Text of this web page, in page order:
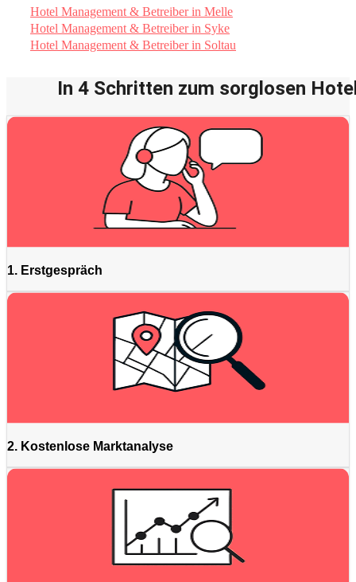
Hotel Management & Betreiber in Melle
Hotel Management & Betreiber in Syke
Hotel Management & Betreiber in Soltau
In 4 Schritten zum sorglosen
1. Erstgespräch
2. Kostenlose Marktanalyse